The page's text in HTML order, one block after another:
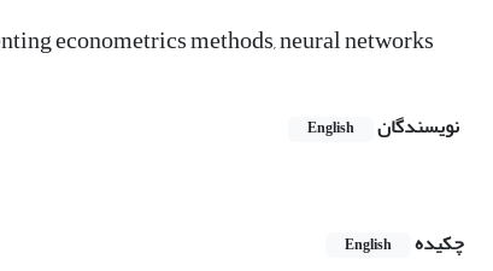
econometrics methods, neural networks
نویسندگان English
چکیده
English